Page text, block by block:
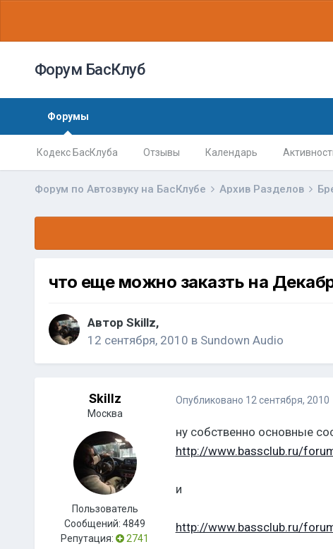
Форум БасКлуб
Форумы
Кодекс БасКлуба Отзывы Календарь
Форум по Автозвуку на БасКлубе Архив Разделов
что еще можно заказть на
Автор Skillz,
12 сентября, 2010 в Sundown Audio
Skillz
Москва
Пользователь
Сообщений:4849
Репутация:
2741
Опубликовано 12 сентября, 2010
ну собственно основные
http://www.bassclub.ru/
и
http://www.bassclub.ru/